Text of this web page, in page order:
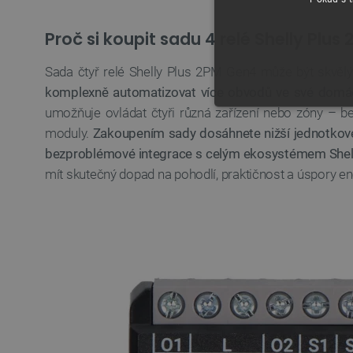
Proč si koupit sadu 4 relé Shelly Plus 2
Sada čtyř relé Shelly Plus 2PM Gen4 může být
komplexně automatizovat více obvodů ve své
umožňuje ovládat čtyři různá zařízení nebo zóny –
moduly. Zakoupením sady dosáhnete nižší
bezproblémové integrace s celým ekosystémem
mít skutečný dopad na pohodlí, praktičnost a úspory
NEZBYTNĚ
FUNKČNÍ
Název
udid